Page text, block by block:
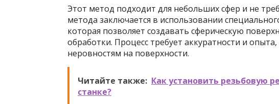
Этот метод подходит для небольших сфер и не
метода заключается в использовании
которая позволяет создавать сферическую
обработки. Процесс требует аккуратности и
неровностям на поверхности.
Читайте также: Как установить резьбовую
станке?